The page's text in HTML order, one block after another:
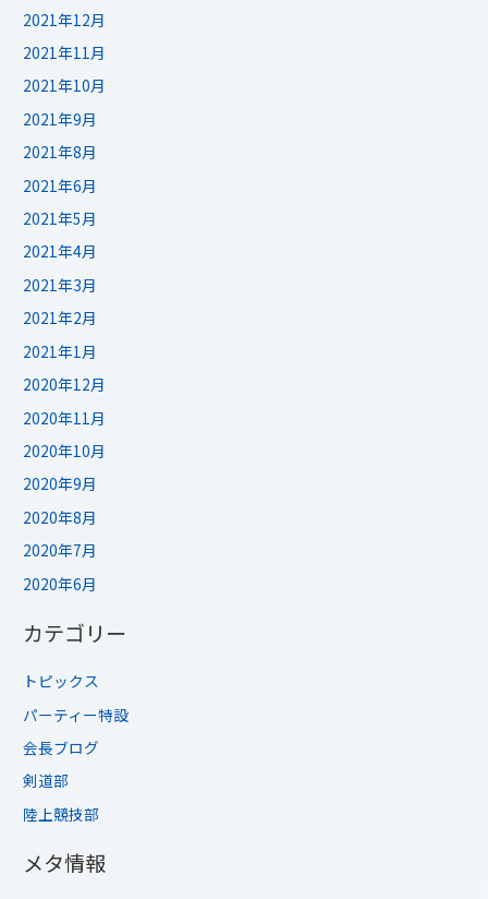
2021年12月
2021年11月
2021年10月
2021年9月
2021年8月
2021年6月
2021年5月
2021年4月
2021年3月
2021年2月
2021年1月
2020年12月
2020年11月
2020年10月
2020年9月
2020年8月
2020年7月
2020年6月
カテゴリー
トピックス
パーティー特設
会長ブログ
剣道部
陸上競技部
メタ情報